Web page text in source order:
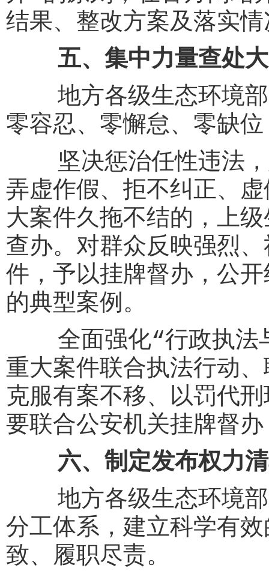
结果、整改方案及落实
五、集中力量查处
地方各级生态环境部
零容忍、零懈怠、零缺
坚决惩治任性违法，
弄虚作假、拒不纠正、
大案件久拖不结的，上
查办。对群众反映强烈
件，予以挂牌督办，公
的典型案例。
全面强化“行政执法与
重大案件联合执法行动
克服有案不移、以罚代
要联合公安机关挂牌督
六、制定发布权力
地方各级生态环境部
分工体系，建立科学有
致、履职尽责。